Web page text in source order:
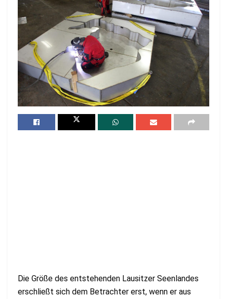
Die Größe des entstehenden Lausitzer Seenlandes
erschließt sich dem Betrachter erst, wenn er aus